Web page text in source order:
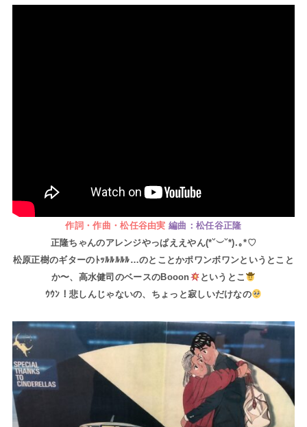
作詞・作曲・松任谷由実編曲：松任谷正隆
正隆ちゃんのアレンジやっぱええやん(⁠*⁠˘⁠︶⁠˘⁠*⁠)⁠.⁠｡⁠*⁠♡
松原正樹のギターのﾄｯﾙﾙﾙﾙﾙ…のとことかポワンボワンというとこと
か〜、高水健司のベースのBooon
というとこ
ｳｳﾝ！悲しんじゃないの、ちょっと寂しいだけなの